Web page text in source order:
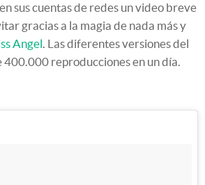
sus cuentas de redes un video breve
gracias a la magia de nada más y
Angel. Las diferentes versiones del
400.000 reproducciones en un día.